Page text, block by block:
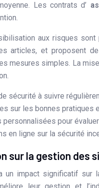
Les contrats d’
aux risques
articles, et proposent
mesures simples. La mise
sécurité à suivre
sur les bonnes pratiques
pour
en ligne sur la sécurité
sur la gestion des
un impact significatif